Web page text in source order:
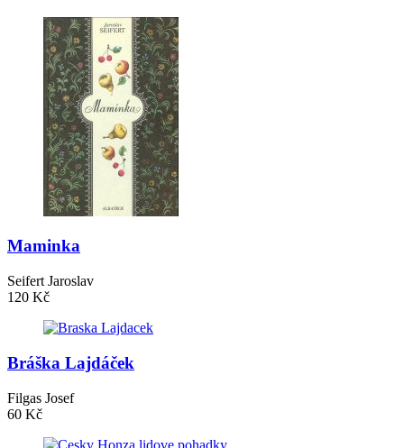
Maminka
Seifert Jaroslav
120 Kč
Bráška Lajdáček
Filgas Josef
60 Kč